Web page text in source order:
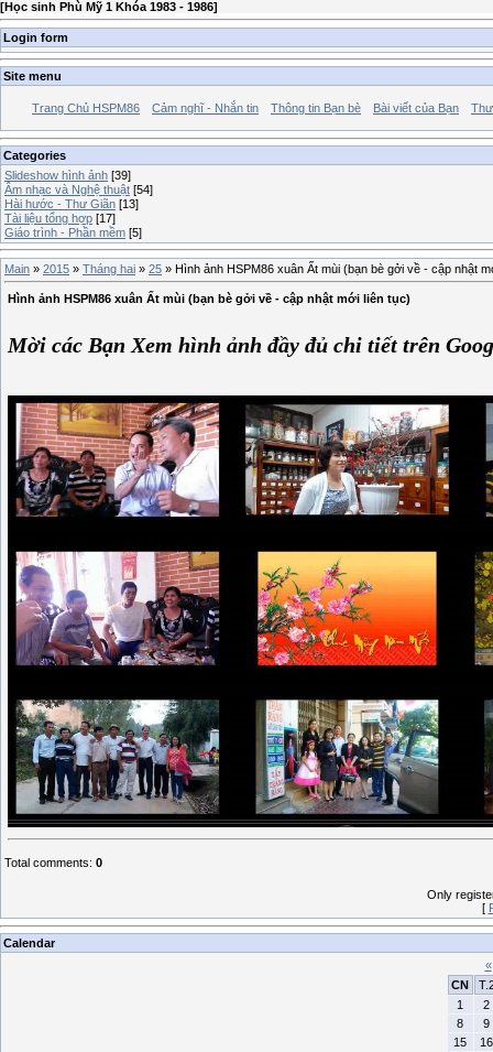
[Học sinh Phù Mỹ 1 Khóa 1983 - 1986]
Login form
Site menu
Trang Chủ HSPM86 Cảm nghĩ - Nhắn tin Thông tin Bạn bè Bài viết của Bạn
Categories
Slideshow hình ảnh [39]
Âm nhạc và Nghệ thuật [54]
Hài hước - Thư Giãn [13]
Tài liệu tổng hợp [17]
Giáo trình - Phần mềm [5]
Main » 2015 » Tháng hai » 25 » Hình ảnh HSPM86 xuân Ất mùi (bạn bè gởi về - cập nhật
Hình ảnh HSPM86 xuân Ất mùi (bạn bè gởi về - cập nhật mới liên tục)
Mời các Bạn Xem hình ảnh đầy đủ chi tiết trên
Total comments: 0
Only
[
Calendar
«
CN
1
2
8
9
15
16